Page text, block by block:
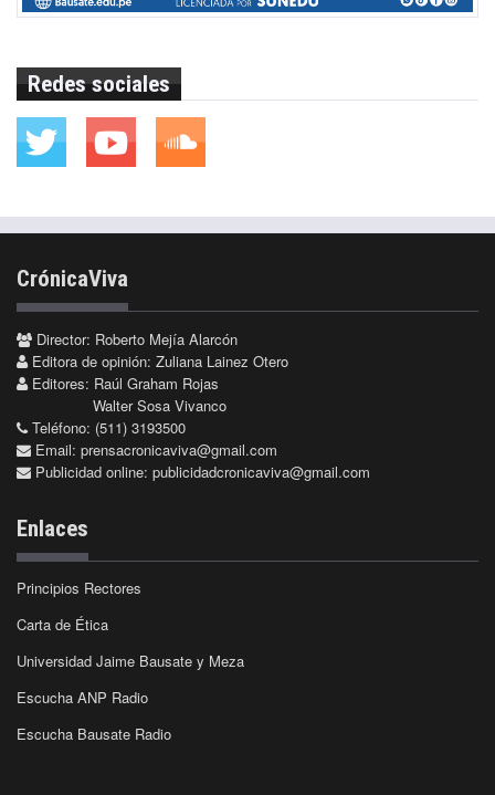
Redes sociales
CrónicaViva
Director: Roberto Mejía Alarcón
Editora de opinión: Zuliana Lainez Otero
Editores: Raúl Graham Rojas
Walter Sosa Vivanco
Teléfono: (511) 3193500
Email: prensacronicaviva@gmail.com
Publicidad online: publicidadcronicaviva@gmail.com
Enlaces
Principios Rectores
Carta de Ética
Universidad Jaime Bausate y Meza
Escucha ANP Radio
Escucha Bausate Radio